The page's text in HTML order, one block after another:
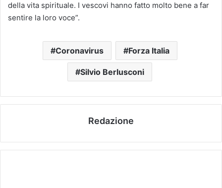
della vita spirituale. I vescovi hanno fatto molto bene a far
sentire la loro voce”.
Coronavirus Forza Italia
Silvio Berlusconi
Redazione